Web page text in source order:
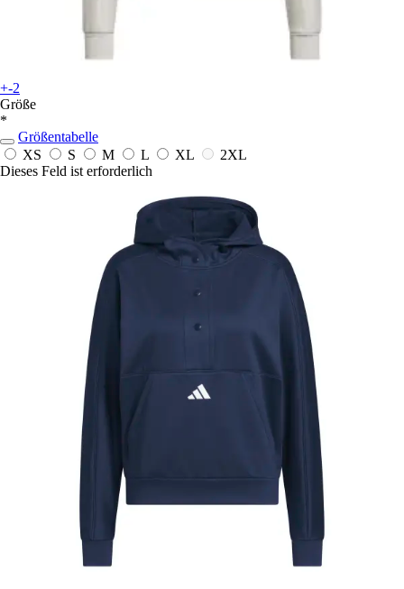
+-2
Größe
*
Größentabelle
XS
S M L XL
2XL
Dieses Feld ist erforderlich